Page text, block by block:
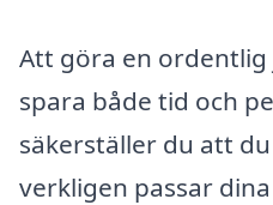
Att göra en ordentlig
spara både tid och
säkerställer du att
verkligen passar